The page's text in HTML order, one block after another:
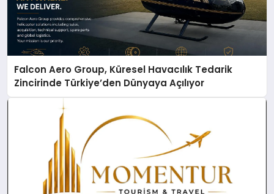
Falcon Aero Group, Küresel Havacılık Tedarik
Zincirinde Türkiye’den Dünyaya Açılıyor